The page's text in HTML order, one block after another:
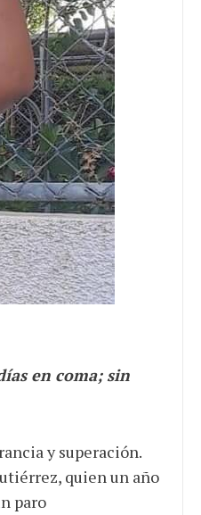
en coma; sin
y superación.
quien un año
paro
al reparto desigual
es mayor
hubo esfuerzo